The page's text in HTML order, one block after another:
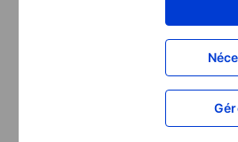
0,75€
Tradez plus de 3 100
listées sur les actions,
l’énergie, les métaux
précieux et plus encore, sur
16 places boursières dans